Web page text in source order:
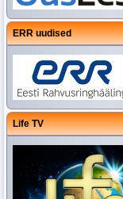
ERR uudised
Life TV